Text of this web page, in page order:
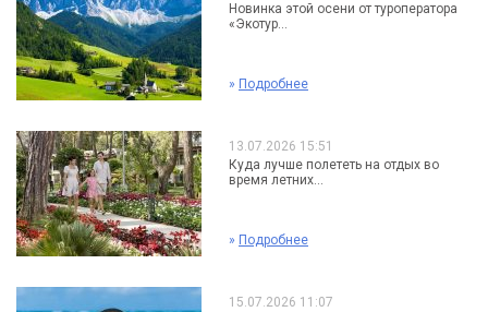
Новинка этой осени от туроператора
«Экотур...
» Подробнее
13.07.2026 15:51
Куда лучше полететь на отдых во
время летних...
» Подробнее
15.07.2026 11:07